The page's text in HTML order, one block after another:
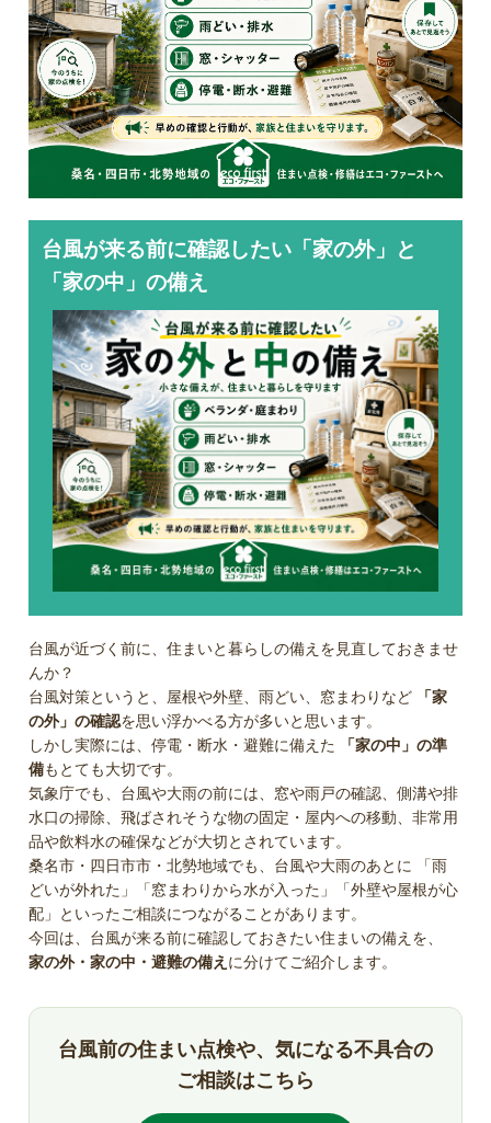
台風が来る前に確認したい「家の外」と
「家の中」の備え
台風が近づく前に、住まいと暮らしの備えを見直しておきませ
んか？
台風対策というと、屋根や外壁、雨どい、窓まわりなど
「家
の外」の確認を思い浮かべる方が多いと思います。
しかし実際には、停電・断水・避難に備えた
「家の中」の準
備もとても大切です。
気象庁でも、台風や大雨の前には、窓や雨戸の確認、側溝や排
水口の掃除、飛ばされそうな物の固定・屋内への移動、非常用
品や飲料水の確保などが大切とされています。
桑名市・四日市市・北勢地域でも、台風や大雨のあとに 「雨
どいが外れた」「窓まわりから水が入った」「外壁や屋根が心
配」といったご相談につながることがあります。
今回は、台風が来る前に確認しておきたい住まいの備えを、
家の外・家の中・避難の備え に分けてご紹介します。
台風前の住まい点検や、気になる不具合の
ご相談はこちら